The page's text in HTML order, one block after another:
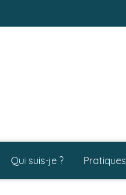
Qui suis-je ? Pratiques